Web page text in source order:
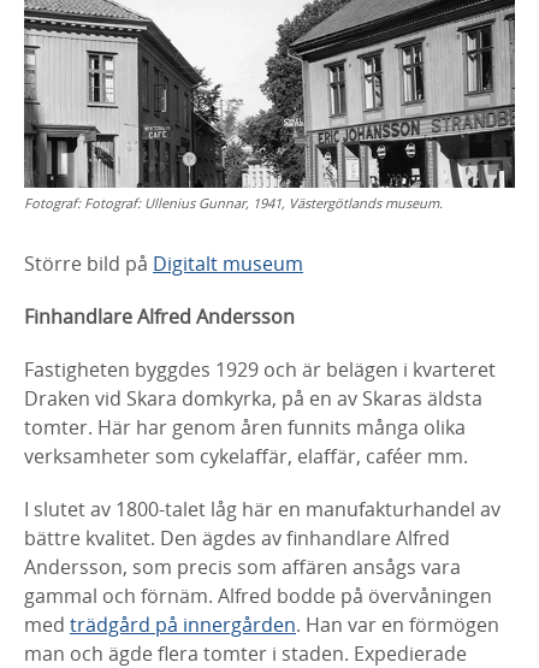
Fotograf: Fotograf: Ullenius Gunnar, 1941, Västergötlands museum.
Större bild på Digitalt museum
Finhandlare Alfred Andersson
Fastigheten byggdes 1929 och är belägen i kvarteret
Draken vid Skara domkyrka, på en av Skaras äldsta
tomter. Här har genom åren funnits många olika
verksamheter som cykelaffär, elaffär, caféer mm.
I slutet av 1800-talet låg här en manufakturhandel av
bättre kvalitet. Den ägdes av finhandlare Alfred
Andersson, som precis som affären ansågs vara
gammal och förnäm. Alfred bodde på övervåningen
med trädgård på innergården. Han var en förmögen
man och ägde flera tomter i staden. Expedierade